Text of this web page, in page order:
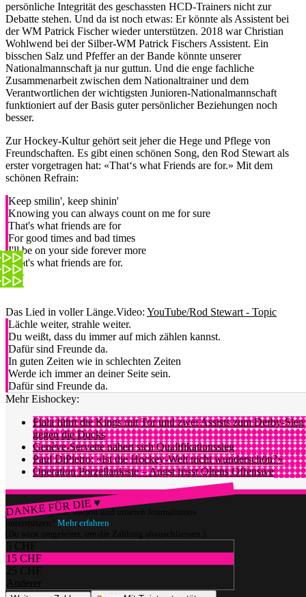
persönliche Integrität des geschassten HCD-Trainers nicht zur
Debatte stehen. Und da ist noch etwas: Er könnte als Assistent bei
der WM Patrick Fischer wieder unterstützen. 2018 war Christian
Wohlwend bei der Silber-WM Patrick Fischers Assistent. Ein
bisschen Salz und Pfeffer an der Bande könnte unserer
Nationalmannschaft ja nur guttun. Und die enge fachliche
Zusammenarbeit zwischen dem Nationaltrainer und dem
Verantwortlichen der wichtigsten Junioren-Nationalmannschaft
funktioniert auf der Basis guter persönlicher Beziehungen noch
besser.
Zur Hockey-Kultur gehört seit jeher die Hege und Pflege von
Freundschaften. Es gibt einen schönen Song, den Rod Stewart als
erster vorgetragen hat: «That‘s what Friends are for.» Mit dem
schönen Refrain:
Keep smilin', keep shinin'
Knowing you can always count on me for sure
That's what friends are for
For good times and bad times
I'll be on your side forever more
That's what friends are for.
Das Lied in voller Länge.Video: YouTube/Rod Stewart - Topic
Lächle weiter, strahle weiter.
Du weißt, dass du immer auf mich zählen kannst.
Dafür sind Freunde da.
In guten Zeiten wie in schlechten Zeiten
Werde ich immer an deiner Seite sein.
Dafür sind Freunde da.
Mehr Eishockey:
Fiala führt die Kings mit Tor und zwei Assists zum Derby-Sieg
gegen die Ducks
Genève-Servette nähert sich Qualifikationssieg
Paul DiPietro: «Ist die Hockey-Welt nicht wunderschön?»
Operation Porzellankiste – Angst frisst Oltens Offensive
DANKE FÜR DIE ♥
Würdest du gerne watson und unseren Journalismus
unterstützen? Mehr erfahren
(Du wirst umgeleitet, um die Zahlung abzuschliessen.)
5 CHF
15 CHF
25 CHF
Anderer